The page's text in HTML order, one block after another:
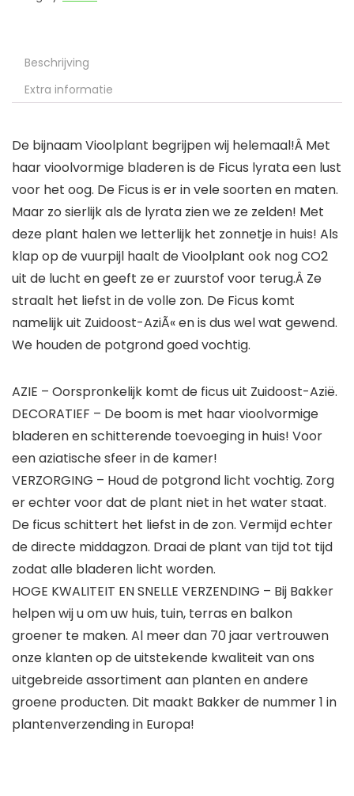
Beschrijving
Extra informatie
De bijnaam Vioolplant begrijpen wij helemaal!Â Met
haar vioolvormige bladeren is de Ficus lyrata een lust
voor het oog. De Ficus is er in vele soorten en maten.
Maar zo sierlijk als de lyrata zien we ze zelden! Met
deze plant halen we letterlijk het zonnetje in huis! Als
klap op de vuurpijl haalt de Vioolplant ook nog CO2
uit de lucht en geeft ze er zuurstof voor terug.Â Ze
straalt het liefst in de volle zon. De Ficus komt
namelijk uit Zuidoost-AziÃ« en is dus wel wat gewend.
We houden de potgrond goed vochtig.
AZIE – Oorspronkelijk komt de ficus uit Zuidoost-Azië.
DECORATIEF – De boom is met haar vioolvormige
bladeren en schitterende toevoeging in huis! Voor
een aziatische sfeer in de kamer!
VERZORGING – Houd de potgrond licht vochtig. Zorg
er echter voor dat de plant niet in het water staat.
De ficus schittert het liefst in de zon. Vermijd echter
de directe middagzon. Draai de plant van tijd tot tijd
zodat alle bladeren licht worden.
HOGE KWALITEIT EN SNELLE VERZENDING – Bij Bakker
helpen wij u om uw huis, tuin, terras en balkon
groener te maken. Al meer dan 70 jaar vertrouwen
onze klanten op de uitstekende kwaliteit van ons
uitgebreide assortiment aan planten en andere
groene producten. Dit maakt Bakker de nummer 1 in
plantenverzending in Europa!